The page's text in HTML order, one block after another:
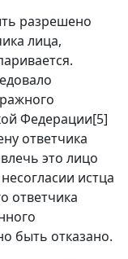
разрешено
лица,
Федерации[5]
ответчика
это лицо
истца
ответчика
быть отказано.